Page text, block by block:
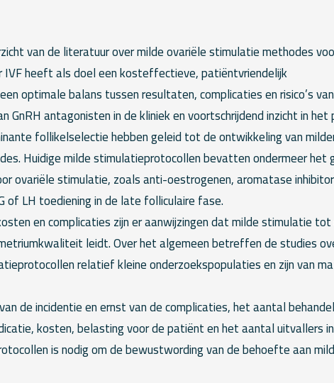
van de literatuur over milde ovariële stimulatie methodes
heeft als doel een kosteffectieve, patiëntvriendelijk
optimale balans tussen resultaten, complicaties en risico’s
GnRH antagonisten in de kliniek en voortschrijdend inzicht in het
follikelselectie hebben geleid tot de ontwikkeling van
Huidige milde stimulatieprotocollen bevatten ondermeer het
ovariële stimulatie, zoals anti-oestrogenen, aromatase
of LH toediening in de late folliculaire fase.
en complicaties zijn er aanwijzingen dat milde stimulatie
leidt. Over het algemeen betreffen de studies
relatief kleine onderzoekspopulaties en zijn van
de incidentie en ernst van de complicaties, het aantal
kosten, belasting voor de patiënt en het aantal uitvallers
is nodig om de bewustwording van de behoefte aan